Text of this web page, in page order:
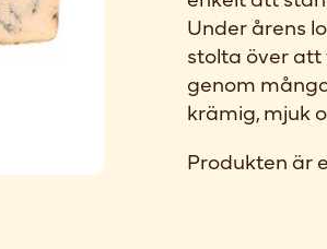
Under årens
stolta över
genom
krämig, mjuk
Produkten är